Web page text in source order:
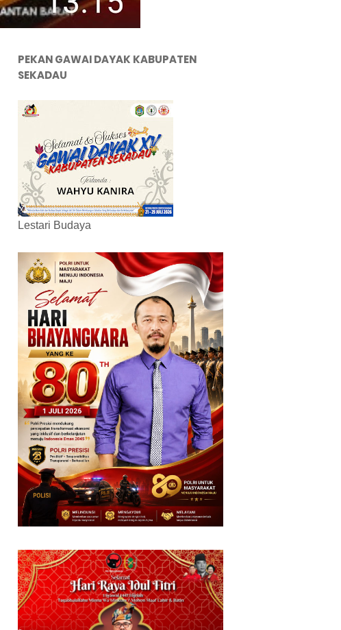
PEKAN GAWAI DAYAK KABUPATEN
SEKADAU
Lestari Budaya